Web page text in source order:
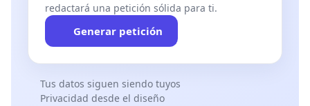
redactará una petición sólida para ti.
Generar petición
Tus datos siguen siendo tuyos
Privacidad desde el diseño